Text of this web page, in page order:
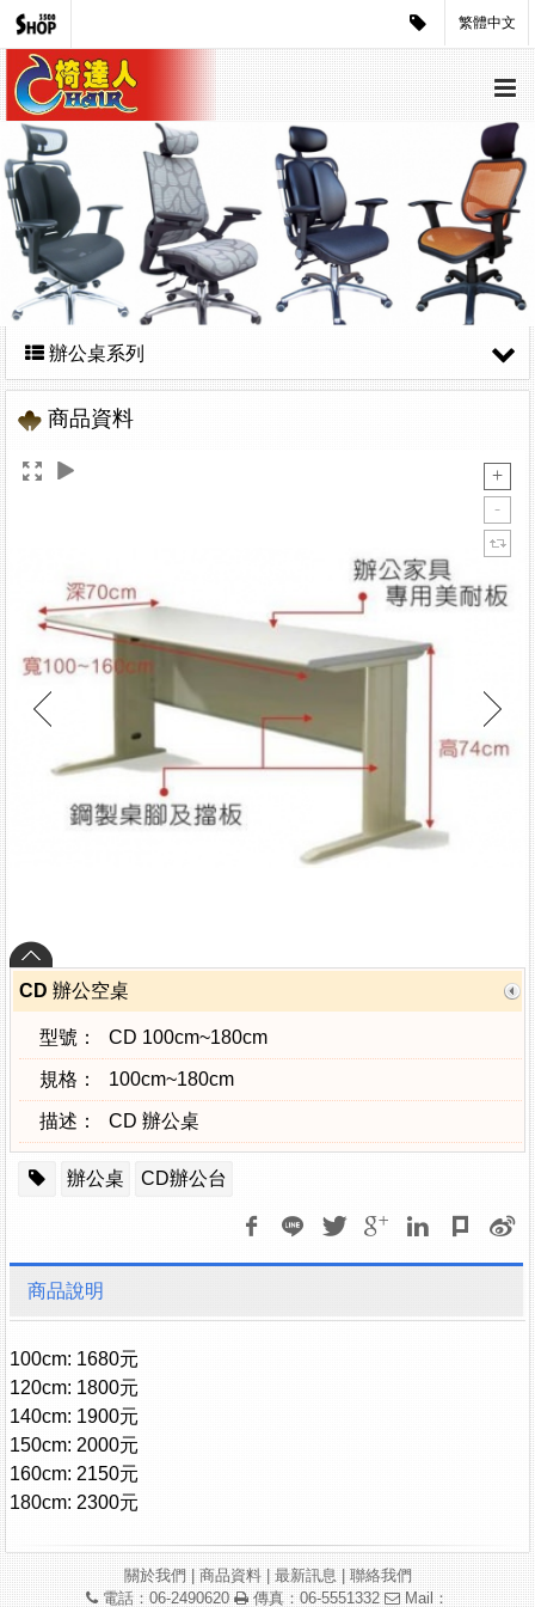
繁體中文
辦公桌系列
商品資料
CD 辦公空桌
型號： CD 100cm~180cm
規格： 100cm~180cm
描述： CD 辦公桌
辦公桌 CD辦公台
商品說明
100cm: 1680元
120cm: 1800元
140cm: 1900元
150cm: 2000元
160cm: 2150元
180cm: 2300元
關於我們|商品資料|最新訊息|聯絡我們
電話：06-2490620
傳真：06-5551332 Mail：